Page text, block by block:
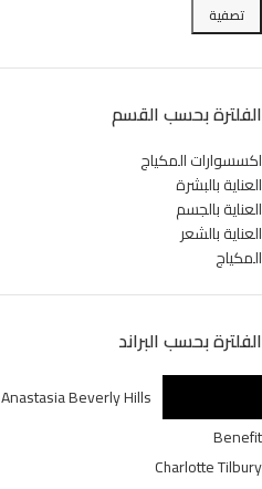
تصفية
الفلترة بحسب القسم
اكسسوارات المكياج
العناية بالبشرة
العناية بالجسم
العناية بالشعر
المكياج
الفلترة بحسب البراند
Anastasia Beverly Hills
Benefit
Charlotte Tilbury